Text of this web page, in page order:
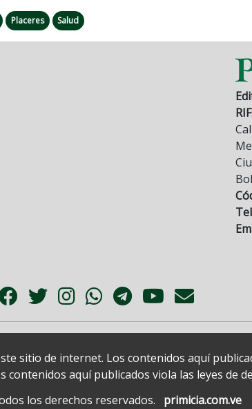
Placeres Salud
sitio de internet. Los contenidos aquí
aquí publicados viola las leyes de
los derechos reservados.
primicia.com.ve